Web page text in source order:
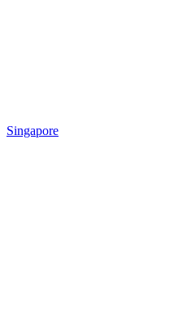
Singapore